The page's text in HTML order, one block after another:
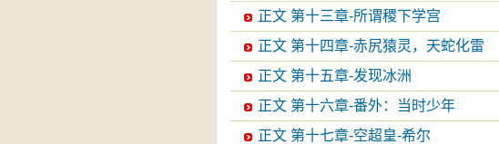
正文 第十三章-所谓稷下学宫
正文 第十四章-赤尻猿灵，天蛇化雷
正文 第十五章-发现冰洲
正文 第十六章-番外：当时少年
正文 第十七章-空超皇-希尔